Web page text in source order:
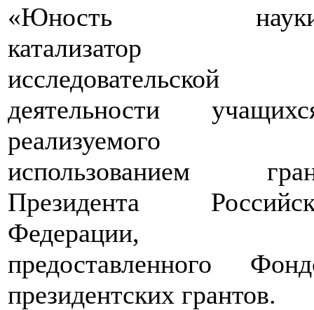
«Юность
катализатор
исследовательской
деятельности
реализуемого
использованием
Президента
Федерации,
предоставленного
президентских грантов.